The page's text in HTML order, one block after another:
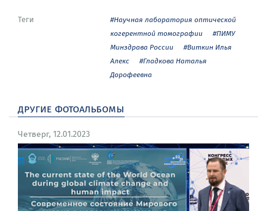
Теги
#Научная лаборатория оптической
когерентной томографии
#ПИМУ
Минздрава России
#Виткин Илья
Алекс
#Гладкова Наталья
Дорофеевна
другие фотоальбомы
Четверг, 12.01.2023